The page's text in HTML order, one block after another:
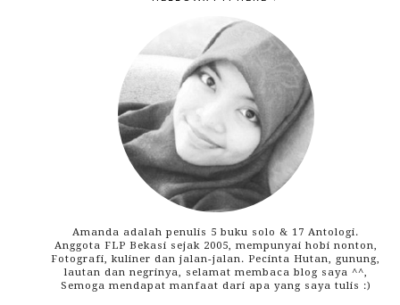
Amanda adalah penulis 5 buku solo & 17 Antologi.
Anggota FLP Bekasi sejak 2005, mempunyai hobi nonton,
Fotografi, kuliner dan jalan-jalan. Pecinta Hutan, gunung,
lautan dan negrinya, selamat membaca blog saya ^^,
Semoga mendapat manfaat dari apa yang saya tulis :)